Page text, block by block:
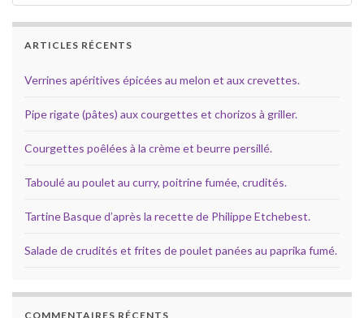
ARTICLES RÉCENTS
Verrines apéritives épicées au melon et aux crevettes.
Pipe rigate (pâtes) aux courgettes et chorizos à griller.
Courgettes poêlées à la crème et beurre persillé.
Taboulé au poulet au curry, poitrine fumée, crudités.
Tartine Basque d’après la recette de Philippe Etchebest.
Salade de crudités et frites de poulet panées au paprika fumé.
COMMENTAIRES RÉCENTS